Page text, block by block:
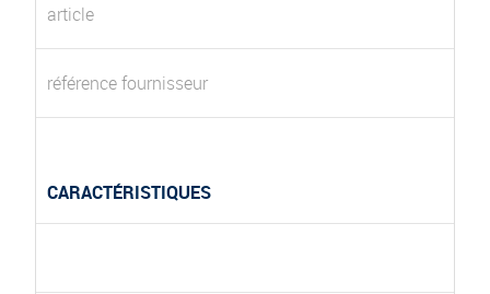
article
référence fournisseur
CARACTÉRISTIQUES